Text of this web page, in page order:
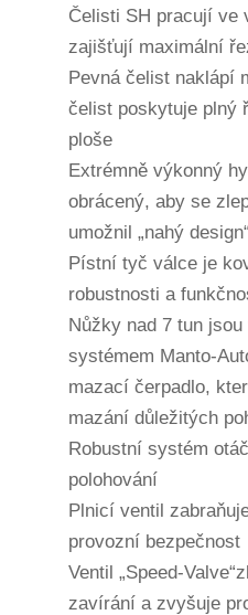
Čelisti SH pracují ve
zajišťují maximální
Pevná čelist naklápí
čelist poskytuje plný
ploše
Extrémně výkonný
obrácený, aby se
umožnil „nahý
Pístní tyč válce je
robustnosti a
Nůžky nad 7 tun
systémem Manto-
mazací čerpadlo,
mazání důležitých
Robustní systém
polohování
Plnicí ventil
provozní bezpečnost
Ventil „Speed-
zavírání a zvyšuje